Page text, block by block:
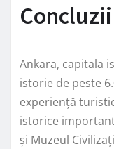
Ankara, capitala
istorie de peste
experiență
istorice
și Muzeul